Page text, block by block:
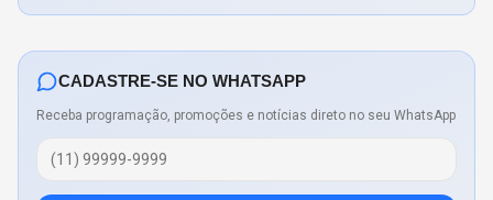
CADASTRE-SE NO WHATSAPP
Receba programação, promoções e notícias direto no seu WhatsApp